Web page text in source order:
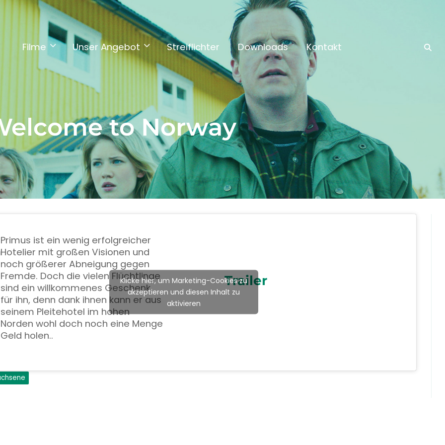
Filme Unser Angebot Streiflichter Downloads Kontakt
to Norway
Primus ist ein wenig erfolgreicher
Hotelier mit großen Visionen und
noch größerer Abneigung gegen
Fremde. Doch die vielen Flüchtlinge
sind ein willkommenes Geschenk
für ihn, denn dank ihnen kann er aus
seinem Pleitehotel im hohen
Norden wohl doch noch eine Menge
Geld holen..
Trailer
Klicke hier, um Marketing-Cookies zu
akzeptieren und diesen Inhalt zu
aktivieren